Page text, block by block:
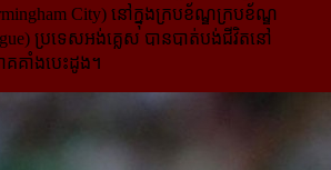
City) នៅក្នុង​ក្រប​ខ័ណ្ឌក្របខ័ណ្ឌ
ប្រទេសអង់គ្លេស បានបាត់បង់ជីវិតនៅ
គាំង​បេះដូង។